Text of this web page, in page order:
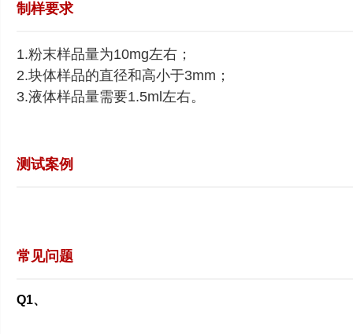
制样要求
1.粉末样品量为10mg左右；
2.块体样品的直径和高小于3mm；
3.液体样品量需要1.5ml左右。
测试案例
常见问题
Q1、